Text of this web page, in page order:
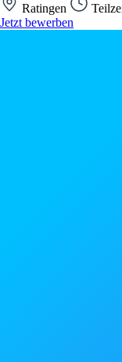
Ratingen
Jetzt bewerben